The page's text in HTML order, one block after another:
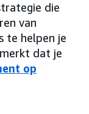
die
van
te helpen je
dat je
op